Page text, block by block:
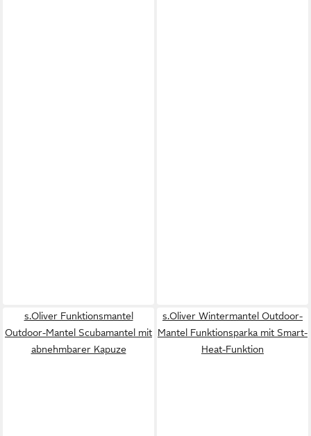
s.Oliver Funktionsmantel
Outdoor-Mantel Scubamantel mit
abnehmbarer Kapuze
s.Oliver Wintermantel Outdoor-
Mantel Funktionsparka mit Smart-
Heat-Funktion